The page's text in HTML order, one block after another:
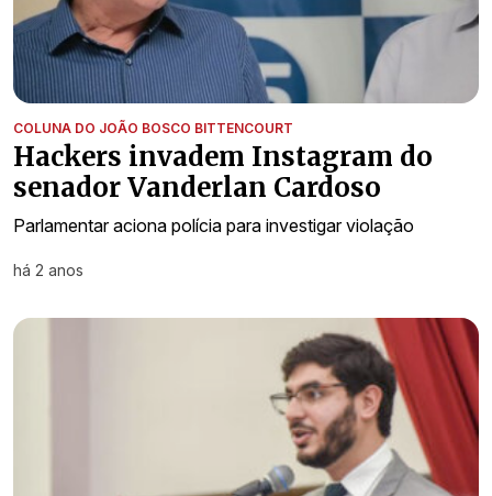
COLUNA DO JOÃO BOSCO BITTENCOURT
Hackers invadem Instagram do
senador Vanderlan Cardoso
Parlamentar aciona polícia para investigar violação
há 2 anos